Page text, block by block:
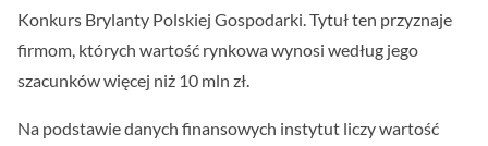
Konkurs Brylanty Polskiej Gospodarki. Tytuł ten przyznaje
firmom, których wartość rynkowa wynosi według jego
szacunków więcej niż 10 mln zł.
Na podstawie danych finansowych instytut liczy wartość